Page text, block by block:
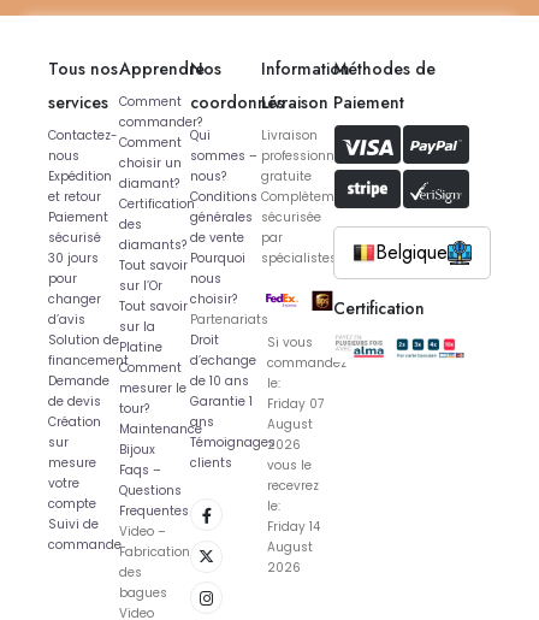
Tous nos
services
Contactez-
nous
Expédition
et retour
Paiement
sécurisé
30 jours
pour
changer
d’avis
Solution de
financement
Demande
de devis
Création
sur
mesure
votre
compte
Suivi de
commande
Apprendre
Comment
commander?
Comment
choisir un
diamant?
Certification
des
diamants?
Tout savoir
sur l’Or
Tout savoir
sur la
Platine
Comment
mesurer le
tour?
Maintenance
Bijoux
Faqs –
Questions
Frequentes
Video –
Fabrication
des
bagues
Video
Nos
coordonnés
Qui
sommes –
nous?
Conditions
générales
de vente
Pourquoi
nous
choisir?
Partenariats
Droit
d’echange
de 10 ans
Garantie 1
ans
Témoignages
clients
Information
Livraison
Livraison
professionnelle
gratuite
Complètement
sécurisée
par
spécialistes
Si vous
commandez
le:
Friday 07
August
2026
vous le
recevrez
le:
Friday 14
August
2026
Méthodes de
Paiement
Belgique
Certification